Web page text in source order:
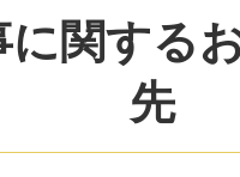
に関する
先